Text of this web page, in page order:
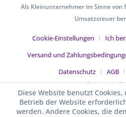
Als Kleinunternehmer im Sinne von
Umsatzsteuer
Cookie-Einstellungen Ich
Versand und
Datenschutz
AGB
Realisiert mit
Diese Website benutzt
Betrieb der Website
werden. Andere Cookies, die